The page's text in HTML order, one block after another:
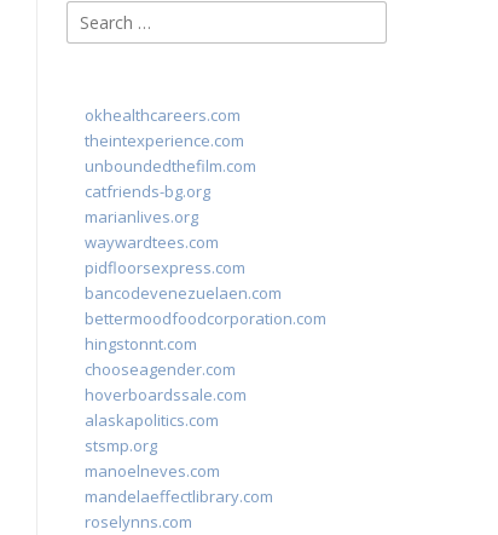
Search
for:
okhealthcareers.com
theintexperience.com
unboundedthefilm.com
catfriends-bg.org
marianlives.org
waywardtees.com
pidfloorsexpress.com
bancodevenezuelaen.com
bettermoodfoodcorporation.com
hingstonnt.com
chooseagender.com
hoverboardssale.com
alaskapolitics.com
stsmp.org
manoelneves.com
mandelaeffectlibrary.com
roselynns.com